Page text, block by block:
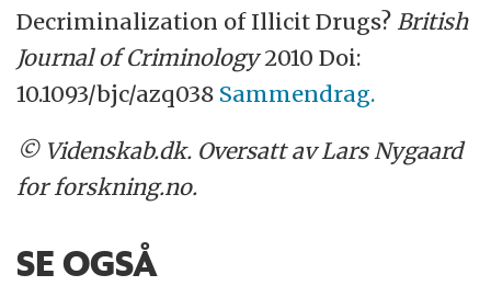
Decriminalization of Illicit Drugs? British
Journal of Criminology2010 Doi:
10.1093/bjc/azq038 Sammendrag.
© Videnskab.dk. Oversatt av Lars Nygaard
for forskning.no.
SE OGSÅ